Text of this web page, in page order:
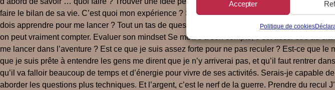
Accepter
Politique de cookies
faire le bilan de sa vie. C’est quoi mon expérience ? Sur quelles compétences je peux
dois apprendre pour me lancer ? Tout un tas de questions auxquelles il faut répondre, sans
on peut vraiment compter. Evaluer son mindset Se mettre à son compte, c’est aussi être au
me lancer dans l’aventure ? Est ce que je suis assez forte pour ne pas reculer ? Est-ce que
que je suis prête à entendre les gens me dirent que je n’y arriverai pas, et qu’il faut rentrer
qu’il va falloir beaucoup de temps et d’énergie pour vivre de ses activités. Serais-je capable
aborder les questions plus techniques. Et l’argent, c’est le nerf de la guerre. Prendre du recul